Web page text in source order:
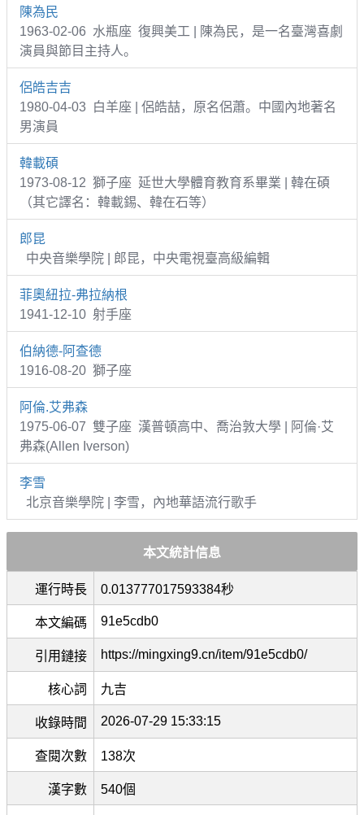
陳為民
1963-02-06 水瓶座 復興美工 | 陳為民，是一名臺灣喜劇
演員與節目主持人。
侶皓吉吉
1980-04-03 白羊座 | 侶皓喆，原名侶蕭。中國內地著名
男演員
韓載碩
1973-08-12 獅子座 延世大學體育教育系畢業 | 韓在碩
（其它譯名：韓載錫、韓在石等）
郎昆
中央音樂學院 | 郎昆，中央電視臺高級編輯
菲奧紐拉-弗拉納根
1941-12-10 射手座
伯納德-阿查德
1916-08-20 獅子座
阿倫.艾弗森
1975-06-07 雙子座 漢普頓高中、喬治敦大學 | 阿倫·艾
弗森(Allen Iverson)
李雪
北京音樂學院 | 李雪，內地華語流行歌手
本文統計信息
運行時長 0.013777017593384秒
本文編碼 91e5cdb0
引用鏈接 https://mingxing9.cn/item/91e5cdb0/
核心詞 九吉
收錄時間 2026-07-29 15:33:15
查閱次數 138次
漢字數 540個